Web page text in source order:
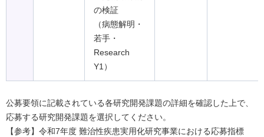
の検証
（病態解明・
若手・
Research
Y1）
公募要領に記載されている各研究開発課題の詳細を確認した上で、
応募する研究開発課題を選択してください。
【参考】令和7年度 難治性疾患実用化研究事業における応募指標